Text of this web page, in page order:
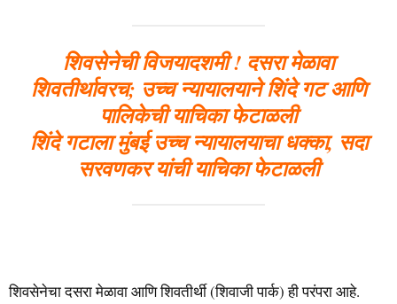
शिवसेनेची विजयादशमी ! दसरा मेळावा
शिवतीर्थावरच; उच्च न्यायालयाने शिंदे गट आणि
पालिकेची याचिका फेटाळली
शिंदे गटाला मुंबई उच्च न्यायालयाचा धक्का, सदा
सरवणकर यांची याचिका फेटाळली
शिवसेनेचा दसरा मेळावा आणि शिवतीर्थी (शिवाजी पार्क) ही परंपरा आहे.